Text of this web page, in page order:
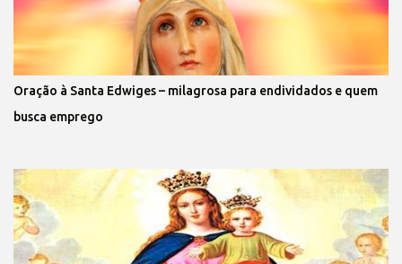
Oração à Santa Edwiges – milagrosa para endividados e quem
busca emprego